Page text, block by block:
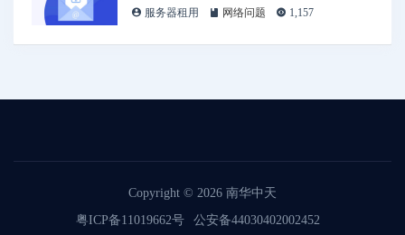
服务器租用 网络问题 1,157
Copyright © 2026 南华中天
粤ICP备11019662号
公安备44030402002452